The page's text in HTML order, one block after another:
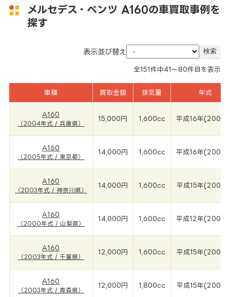
メルセデス・ベンツ A160の車買取事例を
探す
表示並び替え
全151件中41～80件目を表示
車種 買取金額 排気量 年式
A160
（2004年式 / 兵庫県）
15,000円 1,600cc 平成16年(2004
A160
（2005年式 / 東京都）
14,000円 1,600cc 平成16年(2005
A160
（2003年式 / 神奈川県）
14,000円 1,600cc 平成15年(2003
A160
（2000年式 / 山梨県）
14,000円 1,600cc 平成12年(2000
A160
（2003年式 / 千葉県）
12,000円 1,600cc 平成15年(2003
A160
（2003年式 / 青森県）
12,000円 1,800cc 平成15年(2003